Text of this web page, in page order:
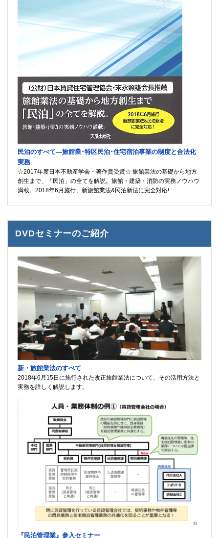
民泊のすべて―旅館業･特区民泊･住宅宿泊事業の制度と合法化
実務
☆2017年度日本不動産学会・著作賞受賞☆ 旅館業法の基礎から地方
創生まで、「民泊」の全てを解説。旅館・建築・消防の実務ノウハウ
満載。2018年6月施行、新旅館業法&民泊新法に完全対応!
DVDセミナーのご紹介
新・旅館業法のすべて
2018年6月15日に施行された改正旅館業法について、その活用方法と
実務を詳しく解説します。
『民泊管理業』参入セミナー